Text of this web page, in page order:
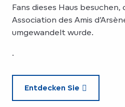
Fans dieses Haus besuchen,
Association des Amis
umgewandelt wurde.
.
Entdecken Sie